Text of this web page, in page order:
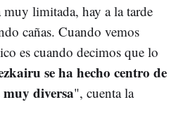
limitada, hay a la tarde
cañas. Cuando vemos
es cuando decimos que lo
se ha hecho centro de
diversa", cuenta la